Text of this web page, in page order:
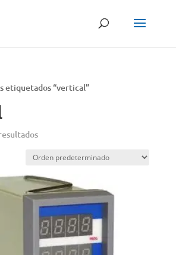
etiquetados “vertical”